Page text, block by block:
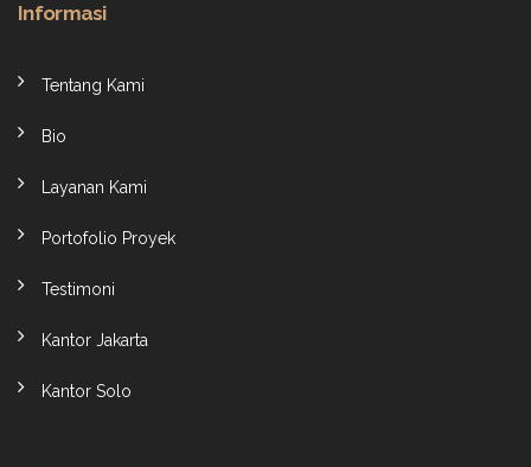
Informasi
Tentang Kami
Bio
Layanan Kami
Portofolio Proyek
Testimoni
Kantor Jakarta
Kantor Solo